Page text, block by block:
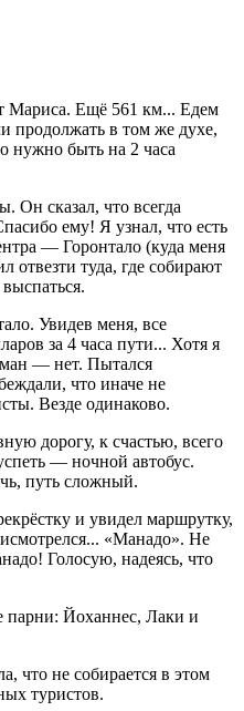
Мариса. Ещё 561 км... Едем
продолжать в том же духе,
нужно быть на 2 часа
Он сказал, что всегда
ему! Я узнал, что есть
— Горонтало (куда меня
отвезти туда, где собирают
Увидев меня, все
за 4 часа пути... Хотя я
— нет. Пытался
что иначе не
Везде одинаково.
дорогу, к счастью, всего
— ночной автобус.
путь сложный.
и увидел маршрутку,
«Манадо». Не
Голосую, надеясь, что
парни: Йоханнес, Лаки и
что не собирается в этом
туристов.